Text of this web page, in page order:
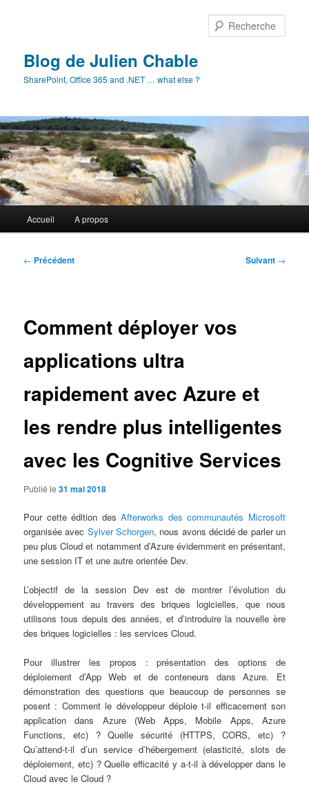
Blog de Julien Chable
SharePoint, Office 365 and .NET … what else ?
principal
Accueil A propos
Navigation
← Précédent Suivant →
Comment déployer vos
applications ultra
rapidement avec Azure et
les rendre plus intelligentes
avec les Cognitive Services
Publié le31 mai 2018
Pour cette édition desAfterworks des communautés Microsoft
organisée avec Sylver Schorgen, nous avons décidé de parler un
peu plus Cloud et notamment d’Azure évidemment en présentant,
une session IT et une autre orientée Dev.
L’objectif de la session Dev est de montrer l’évolution du
développement au travers des briques logicielles, que nous
utilisons tous depuis des années, et d’introduire la nouvelle ère
des briques logicielles : les services Cloud.
Pour illustrer les propos : présentation des options de
déploiement d’App Web et de conteneurs dans Azure. Et
démonstration des questions que beaucoup de personnes se
posent : Comment le développeur déploie t-il efficacement son
application dans Azure (Web Apps, Mobile Apps, Azure
Functions, etc) ? Quelle sécurité (HTTPS, CORS, etc) ?
Qu’attend-t-il d’un service d’hébergement (elasticité, slots de
déploiement, etc) ? Quelle efficacité y a-t-il à développer dans le
Cloud avec le Cloud ?